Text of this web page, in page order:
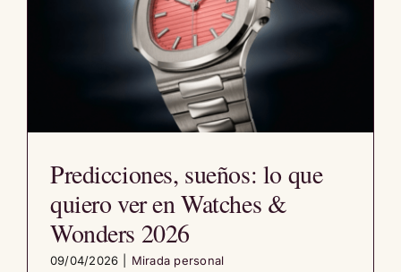
Predicciones, sueños: lo que
quiero ver en Watches &
Wonders 2026
09/04/2026 Mirada personal